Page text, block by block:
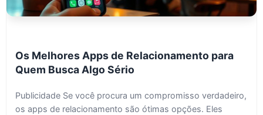
Os Melhores Apps de Relacionamento para
Quem Busca Algo Sério
Publicidade Se você procura um compromisso verdadeiro,
os apps de relacionamento são ótimas opções. Eles